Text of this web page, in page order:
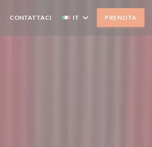
((APRE UNA NUOVA FINESTRA))
CONTATTACI IT PRENOTA